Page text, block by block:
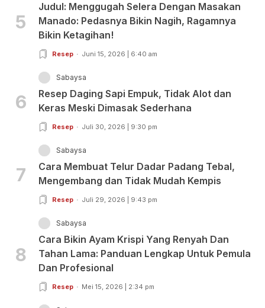
5
Judul: Menggugah Selera Dengan Masakan
Manado: Pedasnya Bikin Nagih, Ragamnya
Bikin Ketagihan!
Resep Juni 15, 2026 | 6:40 am
6
Sabaysa
Resep Daging Sapi Empuk, Tidak Alot dan
Keras Meski Dimasak Sederhana
Resep Juli 30, 2026 | 9:30 pm
7
Sabaysa
Cara Membuat Telur Dadar Padang Tebal,
Mengembang dan Tidak Mudah Kempis
Resep Juli 29, 2026 | 9:43 pm
8
Sabaysa
Cara Bikin Ayam Krispi Yang Renyah Dan
Tahan Lama: Panduan Lengkap Untuk Pemula
Dan Profesional
Resep Mei 15, 2026 | 2:34 pm